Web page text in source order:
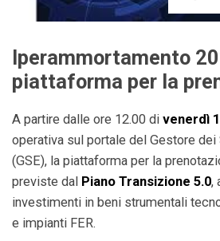
Iperammortamento
piattaforma per la
A partire dalle ore 12.00 di venerdì
operativa sul portale del Gestore
(GSE), la piattaforma per la
previste dal Piano Transizione 5.0,
investimenti in beni strumentali
e impianti FER.